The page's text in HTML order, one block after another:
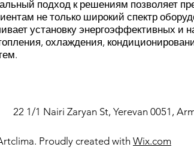
temperature control.
of the receiver, and the
Temperature Range
Limiting Temp. Range
подход к решениям позволяет
не только широкий спектр
установку энергоэффективных и
охлаждения,
22 1/1 Nairi Zaryan St, Yerevan 0051,
Proudly created with Wix.com